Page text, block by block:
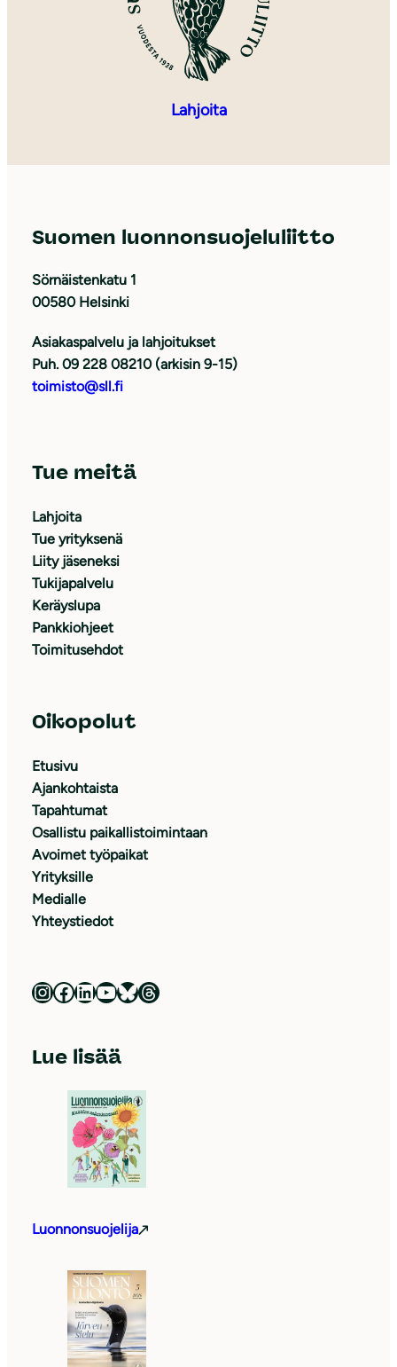
Lahjoita
Suomen luonnonsuojeluliitto
Sörnäistenkatu 1
00580 Helsinki
Asiakaspalvelu ja lahjoitukset
Puh. 09 228 08210 (arkisin 9-15)
toimisto@sll.fi
Tue meitä
Lahjoita
Tue yrityksenä
Liity jäseneksi
Tukijapalvelu
Keräyslupa
Pankkiohjeet
Toimitusehdot
Oikopolut
Etusivu
Ajankohtaista
Tapahtumat
Osallistu paikallistoimintaan
Avoimet työpaikat
Yrityksille
Medialle
Yhteystiedot
Luonnonsuojeluliitto Instagramissa Luonnonsuojeluliitto Facebookissa Luonnonsuojeluliitto LinkedInissä Luonnonsuojeluliiton YouTube-kanava Luonnonsuojeluliitto Blueskyssa Luonnonsuojeluliitto Threadsissa
Lue lisää
Luonnonsuojelija